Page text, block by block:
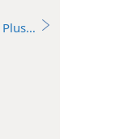
Plus…